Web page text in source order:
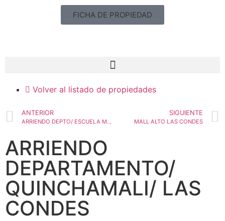
FICHA DE PROPIEDAD
Volver al listado de propiedades
ANTERIOR
ARRIENDO DEPTO/ ESCUELA MILITAR / AMOBLADO
SIGUIENTE
MALL ALTO LAS CONDES
ARRIENDO
DEPARTAMENTO/
QUINCHAMALI/ LAS
CONDES